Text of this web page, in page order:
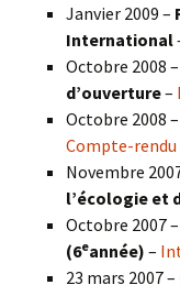
Janvier 2009 –
International
Octobre 2008 –
d’ouverture–
Octobre 2008 –
Compte-rendu
Novembre
l’écologie et
Octobre 2007 –
(6eannée) –
23 mars 2007 –